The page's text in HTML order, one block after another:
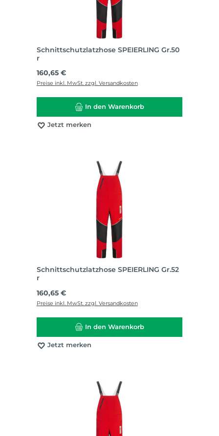
Schnittschutzlatzhose SPEIERLING Gr.50
r
Regulärer Preis:
160,65 €
Preise inkl. MwSt. zzgl. Versandkosten
In den Warenkorb
Jetzt merken
Schnittschutzlatzhose SPEIERLING Gr.52
r
Regulärer Preis:
160,65 €
Preise inkl. MwSt. zzgl. Versandkosten
In den Warenkorb
Jetzt merken